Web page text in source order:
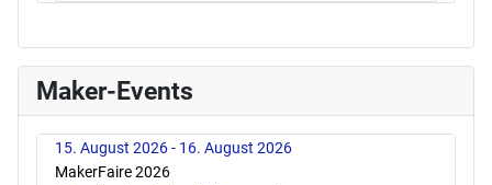
Maker-Events
15. August 2026 - 16. August 2026
MakerFaire 2026